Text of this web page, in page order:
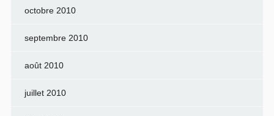
octobre 2010
septembre 2010
août 2010
juillet 2010